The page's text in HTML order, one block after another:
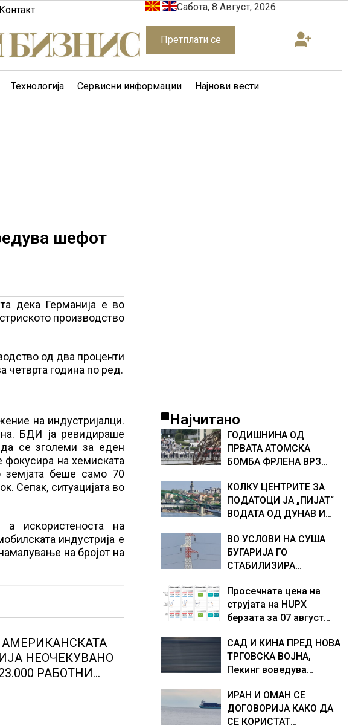
Контакт Сабота, 8 Август, 2026
Претплати се
Технологија Сервисни информации Најнови вести
шефот
дека Германија е во
производство
од два проценти
четврта година по ред.
на индустријалци.
БДИ ја ревидираше
да се зголеми за еден
фокусира на хемиската
земјата беше само 70
Сепак, ситуацијата во
а искористеноста на
индустрија е
на бројот на
АМЕРИКАНСКАТА
НЕОЧЕКУВАНО
РАБОТНИ
Најчитано
ГОДИШНИНА ОД
ПРВАТА АТОМСКА
БОМБА ФРЛЕНА ВРЗ
ШТО НАПРАВИВМЕ“,
како дел од екипажот
во авионот „Енола Геј“ и
бомбардирањето го
доживуваа овој настан
што го промени текот
КОЛКУ ЦЕНТРИТЕ ЗА
ПОДАТОЦИ ЈА „ПИЈАТ“
ВОДАТА ОД ДУНАВ И
Германија е лидер во
Европа по бројот на
изградени центри за
ВО УСЛОВИ НА СУША
БУГАРИЈА ГО
СТАБИЛИЗИРА
ЕНЕРГЕТСКИ СИСТЕМ,
како Бугарија стана
балкански шампион во
од батерии
Просечната цена на
струјата на HUPX
берзата за 07 август
евра за мегават час, на
МЕМО 153,56 евра за
мегават час
САД И КИНА ПРЕД НОВА
ТРГОВСКА ВОЈНА,
Пекинг воведува
американски компании
и организации
ИРАН И ОМАН СЕ
ДОГОВОРИЈА КАКО ДА
СЕ КОРИСТАТ